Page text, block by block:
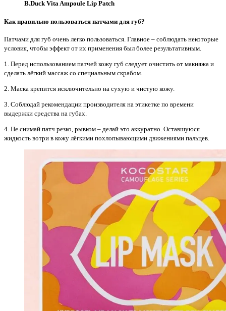
B.Duck Vita Ampoule Lip Patch
Как правильно пользоваться патчами для губ?
Патчами для губ очень легко пользоваться. Главное – соблюдать некоторые
условия, чтобы эффект от их применения был более результативным.
1. Перед использованием патчей кожу губ следует очистить от макияжа и
сделать лёгкий массаж со специальным скрабом.
2. Маска крепится исключительно на сухую и чистую кожу.
3. Соблюдай рекомендации производителя на этикетке по времени
выдержки средства на губах.
4. Не снимай патч резко, рывком – делай это аккуратно. Оставшуюся
жидкость вотри в кожу лёгкими похлопывающими движениями пальцев.